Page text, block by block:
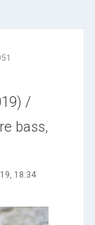
/
bass,
18:34